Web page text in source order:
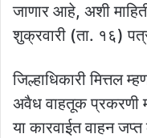
जाणार आहे, अशी
शुक्रवारी (ता. १६)
जिल्हाधिकारी मित्तल
अवैध वाहतूक
या कारवाईत वाहन